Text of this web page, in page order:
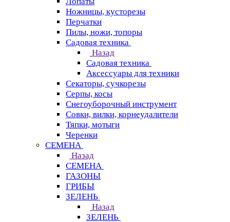
Ножницы, кусторезы
Перчатки
Пилы, ножи, топоры
Садовая техника
Назад
Садовая техника
Аксессуары для техники
Секаторы, сучкорезы
Серпы, косы
Снегоуборочный инструмент
Совки, вилки, корнеудалители
Тяпки, мотыги
Черенки
СЕМЕНА
Назад
СЕМЕНА
ГАЗОНЫ
ГРИБЫ
ЗЕЛЕНЬ
Назад
ЗЕЛЕНЬ